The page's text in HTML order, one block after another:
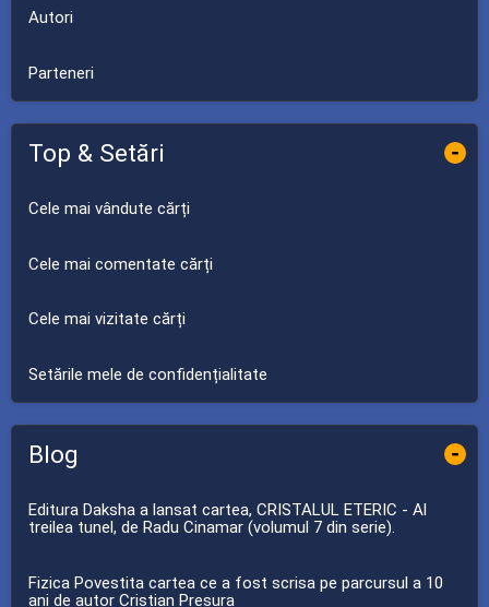
Autori
Parteneri
Top & Setări -
Cele mai vândute cărți
Cele mai comentate cărți
Cele mai vizitate cărți
Setările mele de confidențialitate
Blog -
Editura Daksha a lansat cartea, CRISTALUL ETERIC - Al
treilea tunel, de Radu Cinamar (volumul 7 din serie).
Fizica Povestita cartea ce a fost scrisa pe parcursul a 10
ani de autor Cristian Presura